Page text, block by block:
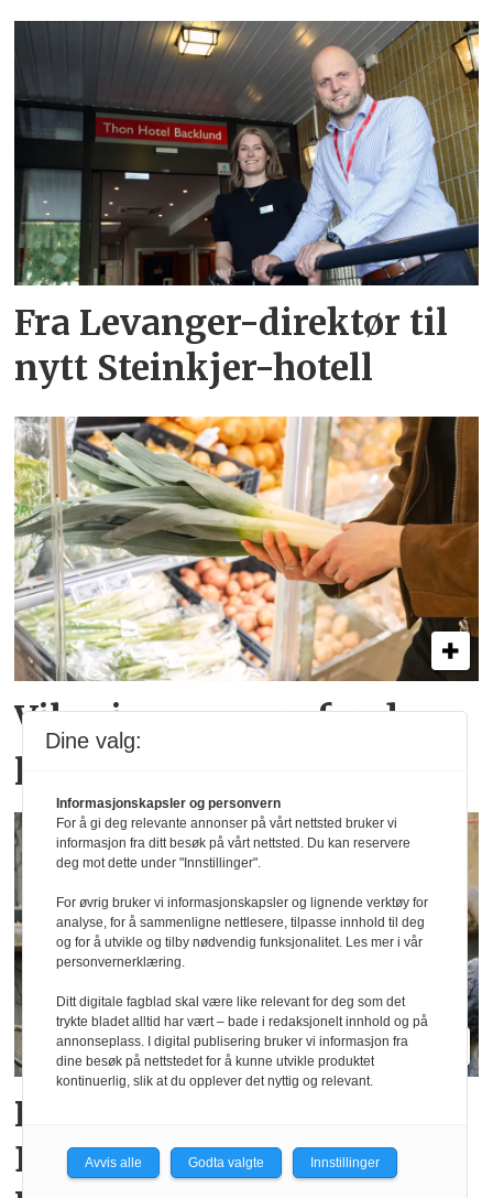
Fra Levanger-direktør til
nytt Steinkjer-hotell
Vil spise sunnere for den
psykiske helsen
Rekordsommer for
Dyreparken i
Dine valg:
Informasjonskapsler og personvern
For å gi deg relevante annonser på vårt nettsted bruker vi
informasjon fra ditt besøk på vårt nettsted. Du kan reservere
deg mot dette under "Innstillinger".
For øvrig bruker vi informasjonskapsler og lignende verktøy for
analyse, for å sammenligne nettlesere, tilpasse innhold til deg
og for å utvikle og tilby nødvendig funksjonalitet. Les mer i vår
personvernerklæring.
Ditt digitale fagblad skal være like relevant for deg som det
trykte bladet alltid har vært – bade i redaksjonelt innhold og på
annonseplass. I digital publisering bruker vi informasjon fra
dine besøk på nettstedet for å kunne utvikle produktet
kontinuerlig, slik at du opplever det nyttig og relevant.
Avvis alle Godta valgte Innstillinger